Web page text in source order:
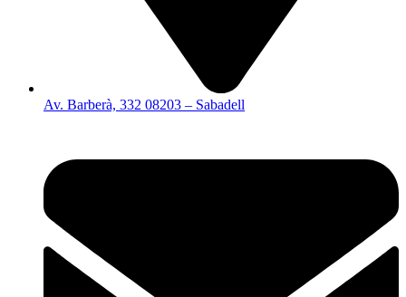
Av. Barberà, 332 08203 – Sabadell